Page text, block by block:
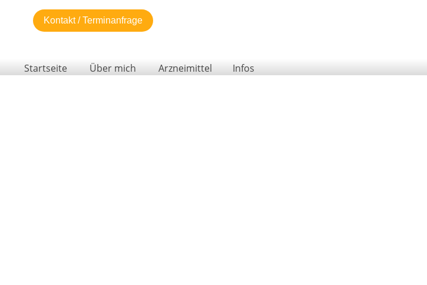
Kontakt / Terminanfrage
Startseite Über mich Arzneimittel Infos